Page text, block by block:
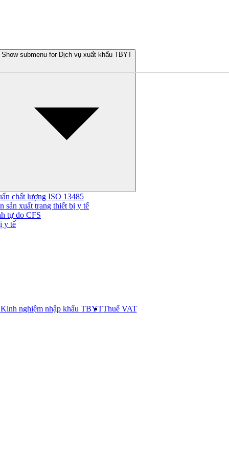
Show submenu for Dịch vụ xuất khẩu TBYT
chất lượng ISO 13485
sản xuất trang thiết bị y tế
tự do CFS
y tế
Kinh nghiệm nhập khẩu TBYTThuế VAT